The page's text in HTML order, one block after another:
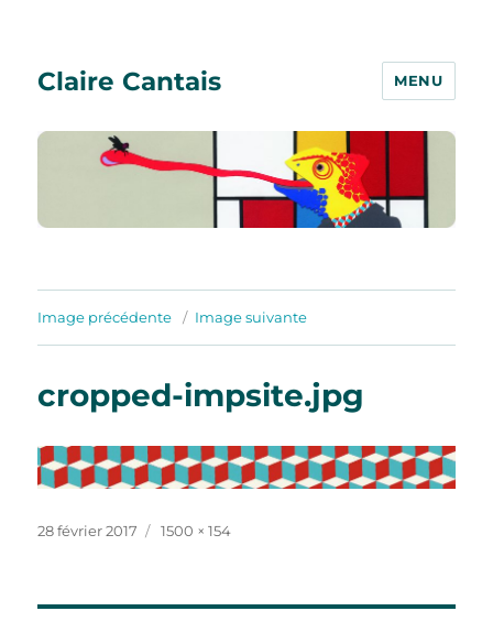
Claire Cantais MENU
Image précédente Image suivante
cropped-impsite.jpg
Publié
28 février 2017
Taille
1500 × 154